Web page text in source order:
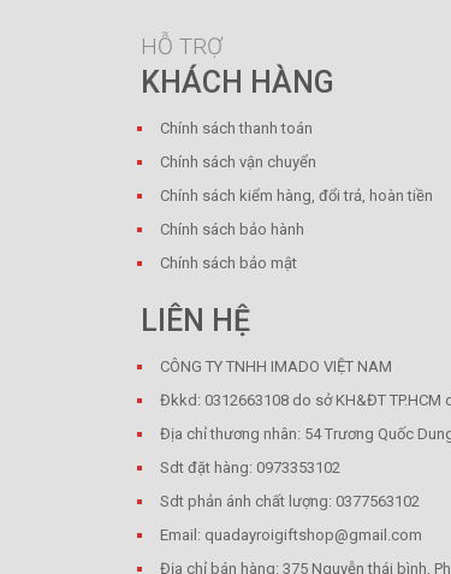
HỖ TRỢ
KHÁCH HÀNG
Chính sách thanh toán
Chính sách vận chuyển
Chính sách kiểm hàng, đổi trả, hoàn tiền
Chính sách bảo hành
Chính sách bảo mật
LIÊN HỆ
CÔNG TY TNHH IMADO VIỆT NAM
Đkkd: 0312663108 do sở KH&ĐT TP.HCM
Địa chỉ thương nhân: 54 Trương Quốc
Sdt đặt hàng: 0973353102
Sdt phản ánh chất lượng: 0377563102
Email: quadayroigiftshop@gmail.com
Địa chỉ bán hàng: 375 Nguyễn thái bình,